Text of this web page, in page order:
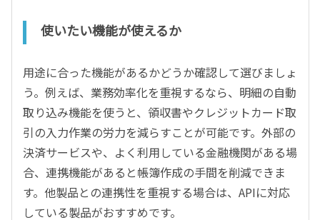
使いたい機能が使えるか
用途に合った機能があるかどうか確認して選びましょ
う。例えば、業務効率化を重視するなら、明細の自動
取り込み機能を使うと、領収書やクレジットカード取
引の入力作業の労力を減らすことが可能です。外部の
決済サービスや、よく利用している金融機関がある場
合、連携機能があると帳簿作成の手間を削減できま
す。他製品との連携性を重視する場合は、APIに対応
している製品がおすすめです。